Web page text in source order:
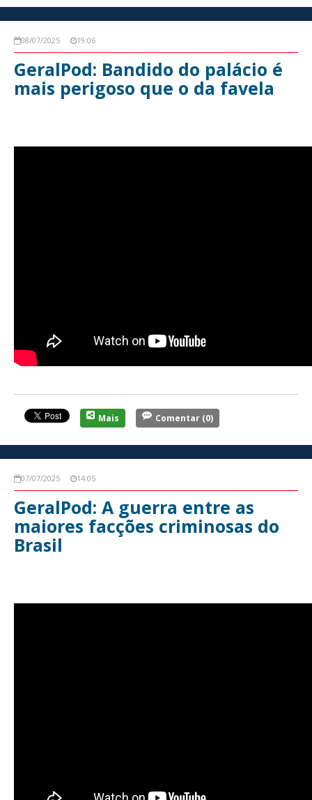
08/07/2025 19:06
GeralPod: Bandido do palácio é
mais perigoso que o da favela
Mais Comentar (0)
07/07/2025 14:05
GeralPod: A guerra entre as
maiores facções criminosas do
Brasil